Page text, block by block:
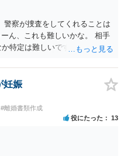
察が捜査をしてくれることは
ん、これも難しいかな。 相手
特定は難しいですね。 お役に
妊娠
#離婚書類作成
役にたった 13